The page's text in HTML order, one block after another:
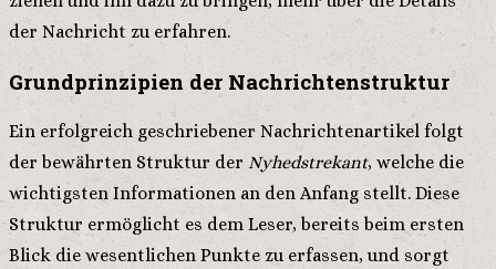
der Nachricht zu erfahren.
Grundprinzipien der Nachrichtenstruktur
Ein erfolgreich geschriebener Nachrichtenartikel folgt
der bewährten Struktur der Nyhedstrekant, welche die
wichtigsten Informationen an den Anfang stellt. Diese
Struktur ermöglicht es dem Leser, bereits beim ersten
Blick die wesentlichen Punkte zu erfassen, und sorgt